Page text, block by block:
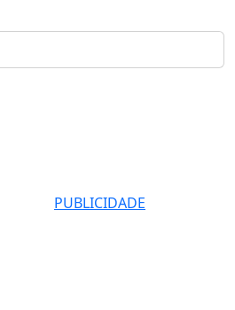
PUBLICIDADE